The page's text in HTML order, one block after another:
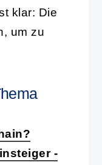
klar: Die
um zu
-